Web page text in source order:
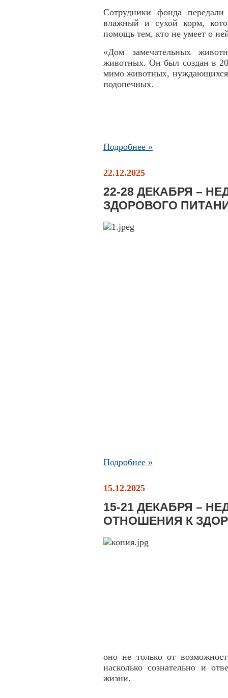
Сотрудники фонда
влажный и сухой корм,
помощь тем, кто не умеет о
«Дом замечательных
животных. Он был создан в
мимо животных,
подопечных.
Подробнее »
22.12.2025
22-28 ДЕКАБРЯ –
ЗДОРОВОГО
Подробнее »
15.12.2025
15-21 ДЕКАБРЯ –
ОТНОШЕНИЯ К
оно не только от
насколько сознательно и
жизни.